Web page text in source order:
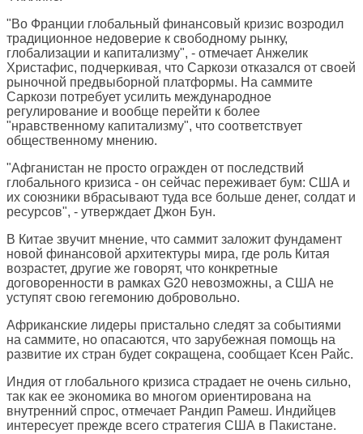
"Во Франции глобальный финансовый кризис возродил
традиционное недоверие к свободному рынку,
глобализации и капитализму", - отмечает Анжелик
Христафис, подчеркивая, что Саркози отказался от своей
рыночной предвыборной платформы. На саммите
Саркози потребует усилить международное
регулирование и вообще перейти к более
"нравственному капитализму", что соответствует
общественному мнению.
"Афганистан не просто огражден от последствий
глобального кризиса - он сейчас переживает бум: США и
их союзники вбрасывают туда все больше денег, солдат и
ресурсов", - утверждает Джон Бун.
В Китае звучит мнение, что саммит заложит фундамент
новой финансовой архитектуры мира, где роль Китая
возрастет, другие же говорят, что конкретные
договоренности в рамках G20 невозможны, а США не
уступят свою гегемонию добровольно.
Африканские лидеры пристально следят за событиями
на саммите, но опасаются, что зарубежная помощь на
развитие их стран будет сокращена, сообщает Ксен Райс.
Индия от глобального кризиса страдает не очень сильно,
так как ее экономика во многом ориентирована на
внутренний спрос, отмечает Рандип Рамеш. Индийцев
интересует прежде всего стратегия США в Пакистане.